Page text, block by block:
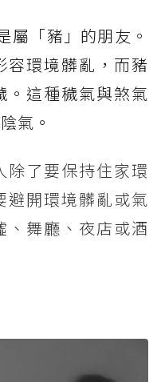
屬「豬」的朋友。
容環境髒亂，而豬
。這種穢氣與煞氣
氣。
除了要保持住家環
避開環境髒亂或氣
、舞廳、夜店或酒